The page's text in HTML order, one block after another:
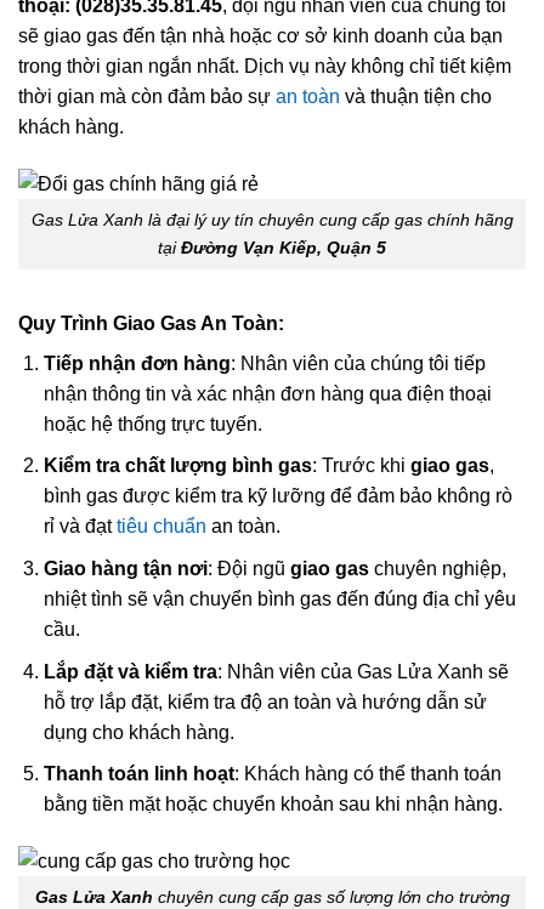
thoại: (028)35.35.81.45, đội ngũ nhân viên của chúng tôi
sẽ giao gas đến tận nhà hoặc cơ sở kinh doanh của bạn
trong thời gian ngắn nhất. Dịch vụ này không chỉ tiết kiệm
thời gian mà còn đảm bảo sự an toàn và thuận tiện cho
khách hàng.
Gas Lửa Xanh là đại lý uy tín chuyên cung cấp gas chính hãng
tạiĐường Vạn Kiếp, Quận 5
Quy Trình Giao Gas An Toàn:
Tiếp nhận đơn hàng: Nhân viên của chúng tôi tiếp
nhận thông tin và xác nhận đơn hàng qua điện thoại
hoặc hệ thống trực tuyến.
Kiểm tra chất lượng bình gas: Trước khi giao gas,
bình gas được kiểm tra kỹ lưỡng để đảm bảo không rò
rỉ và đạttiêu chuẩn an toàn.
Giao hàng tận nơi: Đội ngũ giao gaschuyên nghiệp,
nhiệt tình sẽ vận chuyển bình gas đến đúng địa chỉ yêu
cầu.
Lắp đặt và kiểm tra: Nhân viên của Gas Lửa Xanh sẽ
hỗ trợ lắp đặt, kiểm tra độ an toàn và hướng dẫn sử
dụng cho khách hàng.
Thanh toán linh hoạt: Khách hàng có thể thanh toán
bằng tiền mặt hoặc chuyển khoản sau khi nhận hàng.
Gas Lửa Xanh chuyên cung cấp gas số lượng lớn cho trường